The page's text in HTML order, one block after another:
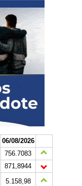
06/08/2026
756.7083
871,8944
5.158,98